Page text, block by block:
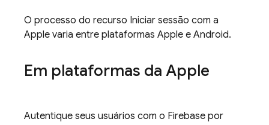
O processo do recurso Iniciar sessão com a
Apple varia entre plataformas Apple e Android.
Em plataformas da Apple
Autentique seus usuários com o Firebase por